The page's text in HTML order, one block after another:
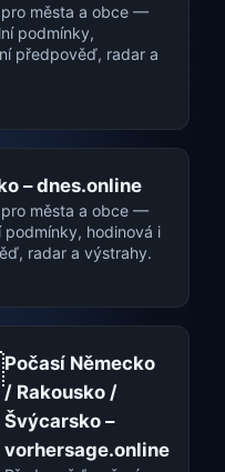
města a obce —
podmínky,
předpověď, radar a
– dnes.online
města a obce —
podmínky, hodinová i
radar a výstrahy.
Počasí Německo
/ Rakousko /
Švýcarsko –
vorhersage.online